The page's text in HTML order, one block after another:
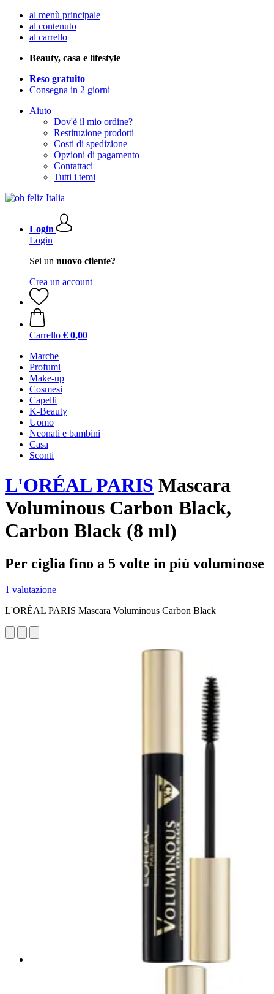
al menù principale
al contenuto
al carrello
Beauty, casa e lifestyle
Reso gratuito
Consegna in 2 giorni
Aiuto
Dov'è il mio ordine?
Restituzione prodotti
Costi di spedizione
Opzioni di pagamento
Contattaci
Tutti i temi
Login
Login
Sei un nuovo cliente?
Crea un account
Carrello € 0,00
Marche
Profumi
Make-up
Cosmesi
Capelli
K-Beauty
Uomo
Neonati e bambini
Casa
Sconti
L'ORÉAL PARIS Mascara
Voluminous Carbon Black,
Carbon Black (8 ml)
Per ciglia fino a 5 volte in più voluminose
1 valutazione
L'ORÉAL PARIS Mascara Voluminous Carbon Black